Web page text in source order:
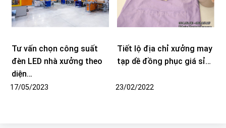
Tư vấn chọn công suất
đèn LED nhà xưởng theo
diện…
17/05/2023
Tiết lộ địa chỉ xưởng may
tạp dề đồng phục giá sỉ…
23/02/2022